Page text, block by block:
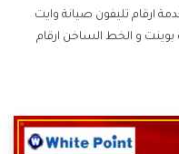
ارقام تليفون صيانة وايت
بوينت و الخط الساخن ارقام